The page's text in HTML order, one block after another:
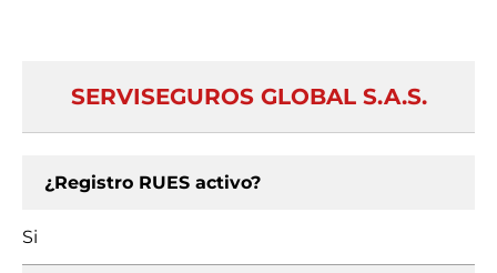
SERVISEGUROS GLOBAL S.A.S.
¿Registro RUES activo?
Si